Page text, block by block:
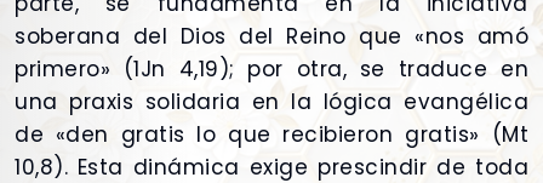
soberana del Dios del Reino que «nos amó
primero» (1Jn 4,19); por otra, se traduce en
una praxis solidaria en la lógica evangélica
de «den gratis lo que recibieron gratis» (Mt
10,8). Esta dinámica exige prescindir de toda